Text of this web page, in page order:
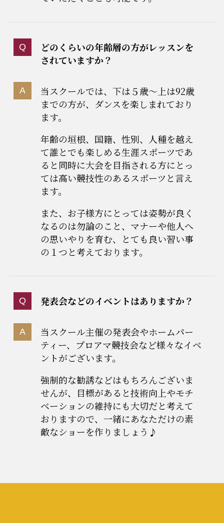
どのくらいの年齢層の方がレッスンを
されていますか？
当スクールでは、下は５歳～上は92歳
までの方が、ダンスを楽しまれており
ます。
年齢の垣根、国籍、性別、人種を越え
て誰とでも楽しめる生涯スポーツであ
ると同時に大会を目指される方にとっ
ては高い競技性のあるスポーツと言え
ます。
また、お子様方にとっては姿勢が良く
なるのは勿論のこと、マナーや他人へ
の思いやりを育む、とても良い習い事
の１つと考えております。
発表会などのイベントはありますか？
当スクール主催の発表会やホームパー
ティー、プロアマ競技会など様々なイベ
ントがございます。
強制的な勧誘などはもちろんございま
せんが、目標があると技術向上やモチ
ベーションの維持にも大切だと考えて
おりますので、一緒にあなただけの素
敵なショーを作りましょう♪